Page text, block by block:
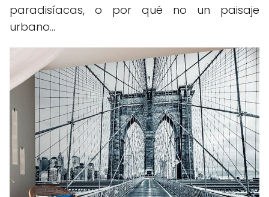
paradisíacas, o por qué no un paisaje
urbano...